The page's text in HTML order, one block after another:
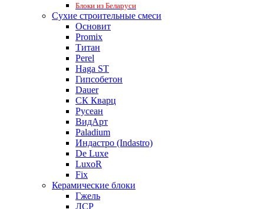
Блоки из Беларуси
Сухие строительные смеси
Основит
Promix
Титан
Perel
Haga ST
Гипсобетон
Dauer
СК Кварц
Русеан
ВидАрт
Paladium
Индастро (Indastro)
De Luxe
LuxoR
Fix
Керамические блоки
Гжель
ЛСР